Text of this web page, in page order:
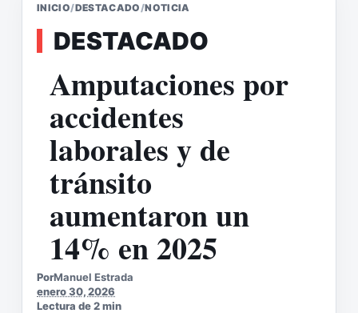
INICIO/DESTACADO /NOTICIA
DESTACADO
Amputaciones por
accidentes
laborales y de
tránsito
aumentaron un
14% en 2025
PorManuel Estrada
enero 30, 2026
Lectura de 2 min